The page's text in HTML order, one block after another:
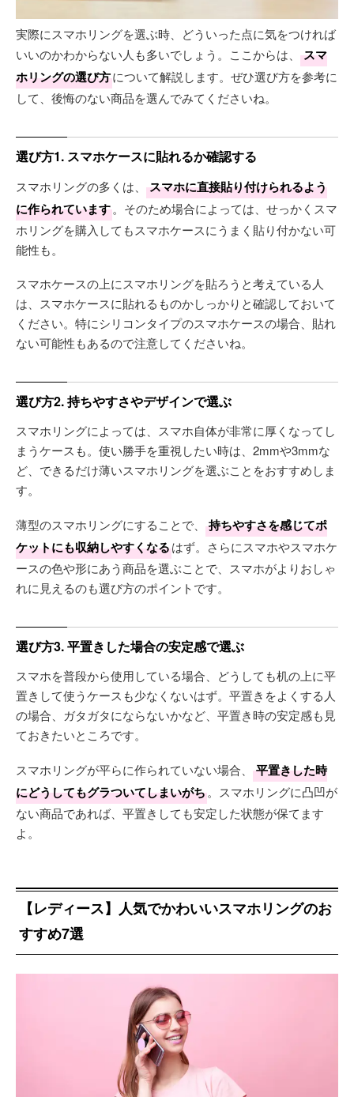
実際にスマホリングを選ぶ時、どういった点に気をつければ
いいのかわからない人も多いでしょう。ここからは、
スマ
ホリングの選び方について解説します。ぜひ選び方を参考に
して、後悔のない商品を選んでみてくださいね。
選び方1. スマホケースに貼れるか確認する
スマホリングの多くは、
スマホに直接貼り付けられるよう
に作られています。そのため場合によっては、せっかくスマ
ホリングを購入してもスマホケースにうまく貼り付かない可
能性も。
スマホケースの上にスマホリングを貼ろうと考えている人
は、スマホケースに貼れるものかしっかりと確認しておいて
ください。特にシリコンタイプのスマホケースの場合、貼れ
ない可能性もあるので注意してくださいね。
選び方2. 持ちやすさやデザインで選ぶ
スマホリングによっては、スマホ自体が非常に厚くなってし
まうケースも。使い勝手を重視したい時は、2mmや3mmな
ど、できるだけ薄いスマホリングを選ぶことをおすすめしま
す。
薄型のスマホリングにすることで、
持ちやすさを感じてポ
ケットにも収納しやすくなるはず。さらにスマホやスマホケ
ースの色や形にあう商品を選ぶことで、スマホがよりおしゃ
れに見えるのも選び方のポイントです。
選び方3. 平置きした場合の安定感で選ぶ
スマホを普段から使用している場合、どうしても机の上に平
置きして使うケースも少なくないはず。平置きをよくする人
の場合、ガタガタにならないかなど、平置き時の安定感も見
ておきたいところです。
スマホリングが平らに作られていない場合、
平置きした時
にどうしてもグラついてしまいがち。スマホリングに凸凹が
ない商品であれば、平置きしても安定した状態が保てます
よ。
【レディース】人気でかわいいスマホリングのお
すすめ7選